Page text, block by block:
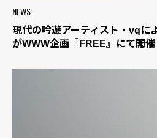
NEWS
現代の吟遊アーティスト・vqに
がWWW企画『FREE』にて開催